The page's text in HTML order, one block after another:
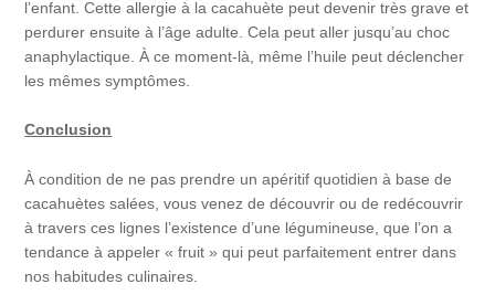
l’enfant. Cette allergie à la cacahuète peut devenir très grave et
perdurer ensuite à l’âge adulte. Cela peut aller jusqu’au choc
anaphylactique. À ce moment-là, même l’huile peut déclencher
les mêmes symptômes.
Conclusion
À condition de ne pas prendre un apéritif quotidien à base de
cacahuètes salées, vous venez de découvrir ou de redécouvrir
à travers ces lignes l’existence d’une légumineuse, que l’on a
tendance à appeler « fruit » qui peut parfaitement entrer dans
nos habitudes culinaires.